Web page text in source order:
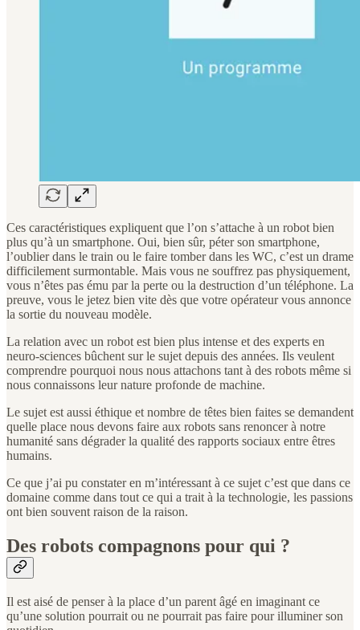
Ces caractéristiques expliquent que l’on s’attache à un robot bien
plus qu’à un smartphone. Oui, bien sûr, péter son smartphone,
l’oublier dans le train ou le faire tomber dans les WC, c’est un drame
difficilement surmontable. Mais vous ne souffrez pas physiquement,
vous n’êtes pas ému par la perte ou la destruction d’un téléphone. La
preuve, vous le jetez bien vite dès que votre opérateur vous annonce
la sortie du nouveau modèle.
La relation avec un robot est bien plus intense et des experts en
neuro-sciences bûchent sur le sujet depuis des années. Ils veulent
comprendre pourquoi nous nous attachons tant à des robots même si
nous connaissons leur nature profonde de machine.
Le sujet est aussi éthique et nombre de têtes bien faites se demandent
quelle place nous devons faire aux robots sans renoncer à notre
humanité sans dégrader la qualité des rapports sociaux entre êtres
humains.
Ce que j’ai pu constater en m’intéressant à ce sujet c’est que dans ce
domaine comme dans tout ce qui a trait à la technologie, les passions
ont bien souvent raison de la raison.
Des robots compagnons pour qui ?
Il est aisé de penser à la place d’un parent âgé en imaginant ce
qu’une solution pourrait ou ne pourrait pas faire pour illuminer son